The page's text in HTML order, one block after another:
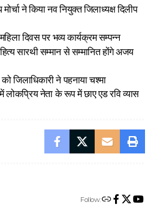
मोर्चा ने किया नव नियुक्त जिलाध्यक्ष दिलीप
दिवस पर भव्य कार्यक्रम सम्पन्न
सारथी सम्मान से सम्मानित होंगे अजय
को जिलाधिकारी ने पहनाया चश्मा
लोकप्रिय नेता के रूप में छाए एड रवि व्यास
Follow: